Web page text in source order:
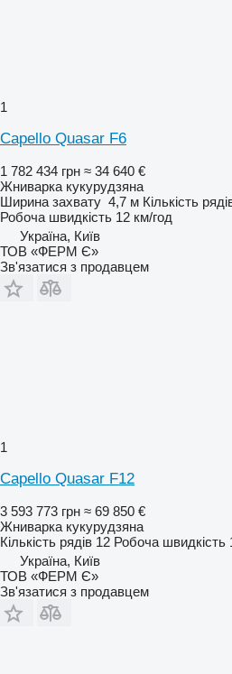
1
Capello Quasar F6
1 782 434 грн ≈ 34 640 €
Жниварка кукурудзяна
Ширина захвату 4,7 м Кількість
Робоча швидкість 12 км/год
Україна, Київ
ТОВ «ФЕРМ Є»
Зв'язатися з продавцем
1
Capello Quasar F12
3 593 773 грн ≈ 69 850 €
Жниварка кукурудзяна
Кількість рядів 12 Робоча швидкість
Україна, Київ
ТОВ «ФЕРМ Є»
Зв'язатися з продавцем